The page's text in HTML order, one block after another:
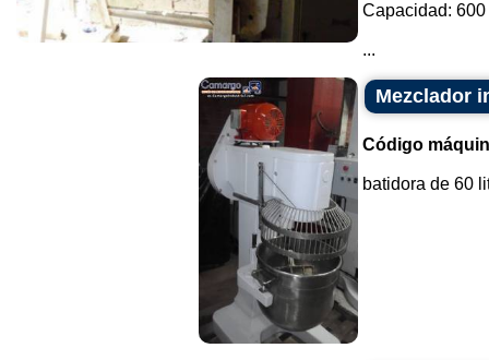
Capacidad: 600
...
Mezclador
Código
batidora de 60